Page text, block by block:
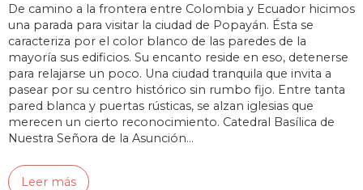
De camino a la frontera entre Colombia y Ecuador hicimos
una parada para visitar la ciudad de Popayán. Ésta se
caracteriza por el color blanco de las paredes de la
mayoría sus edificios. Su encanto reside en eso, detenerse
para relajarse un poco. Una ciudad tranquila que invita a
pasear por su centro histórico sin rumbo fijo. Entre tanta
pared blanca y puertas rústicas, se alzan iglesias que
merecen un cierto reconocimiento. Catedral Basílica de
Nuestra Señora de la Asunción…
Leer más